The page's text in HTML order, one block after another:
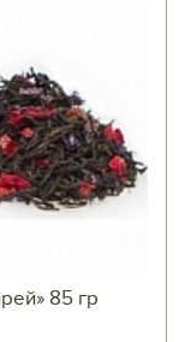
85 гр